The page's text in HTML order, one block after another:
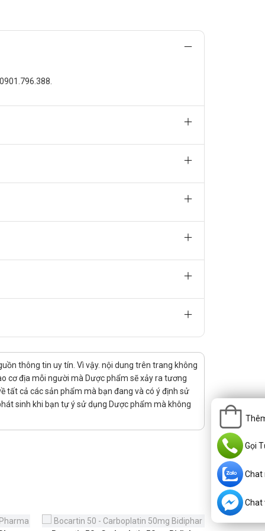
thuốc này cũng có khả năng tác động đến các tế bào
loại thực phẩm giàu chất xơ, như rau xanh và ngũ
tính acid mạnh như bưởi, vì có thể ảnh hưởng đến
hấp thụ thuốc.
thông tin uy tín. Vì vậy. nội dung trên trang không
cơ địa mỗi người mà Dược phẩm sẽ xảy ra tương
tất cả các sản phẩm mà bạn đang và có ý định sử
sinh khi bạn tự ý sử dụng Dược phẩm mà không
Gọi
Chat
Chat